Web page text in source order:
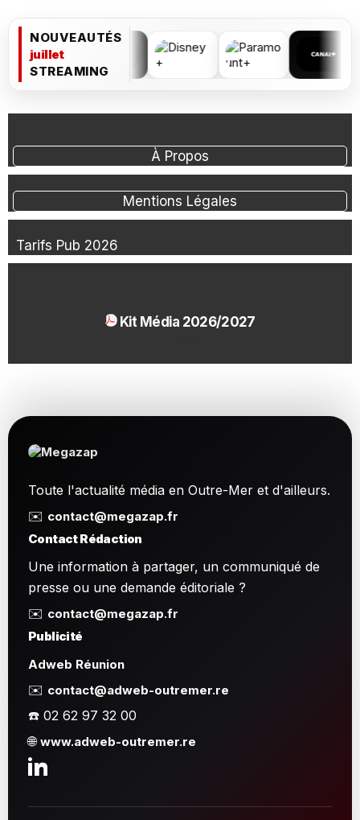
NOUVEAUTÉS
juillet
STREAMING
À Propos
Mentions Légales
Tarifs Pub 2026
Kit Média 2026/2027
Toute l'actualité média en Outre-Mer et d'ailleurs.
✉️ contact@megazap.fr
Contact Rédaction
Une information à partager, un communiqué de
presse ou une demande éditoriale ?
✉️ contact@megazap.fr
Publicité
Adweb Réunion
✉️ contact@adweb-outremer.re
☎️ 02 62 97 32 00
🌐www.adweb-outremer.re